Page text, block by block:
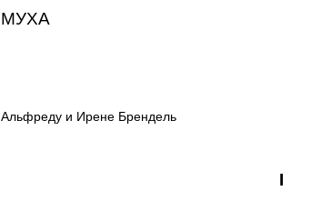
МУХА
Альфреду и Ирене Брендель
I